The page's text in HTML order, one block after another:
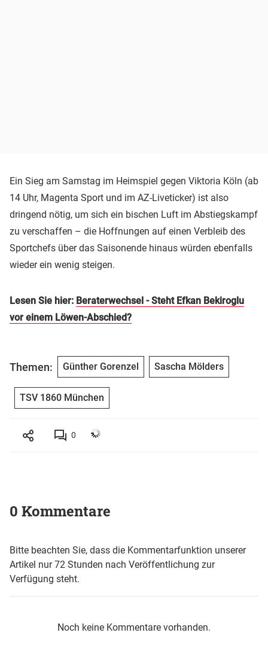
Ein Sieg am Samstag im Heimspiel gegen Viktoria Köln (ab
14 Uhr, Magenta Sport und im AZ-Liveticker) ist also
dringend nötig, um sich ein bischen Luft im Abstiegskampf
zu verschaffen – die Hoffnungen auf einen Verbleib des
Sportchefs über das Saisonende hinaus würden ebenfalls
wieder ein wenig steigen.
Lesen Sie hier: Beraterwechsel - Steht Efkan Bekiroglu
vor einem Löwen-Abschied?
Themen: Günther Gorenzel Sascha Mölders
TSV 1860 München
0
0 Kommentare
Bitte beachten Sie, dass die Kommentarfunktion unserer
Artikel nur 72 Stunden nach Veröffentlichung zur
Verfügung steht.
Noch keine Kommentare vorhanden.